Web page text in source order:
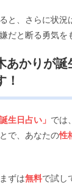
と、さらに状況
だと断る勇気を
あかりが
生日占い」 では
で、あなたの性
ずは無料で試し